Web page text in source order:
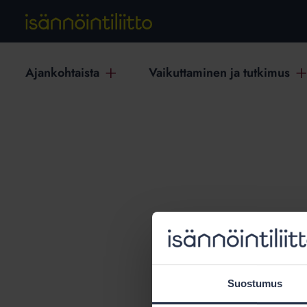
Suostumus
Ajankohtaista Vaikuttaminen ja tutkimus